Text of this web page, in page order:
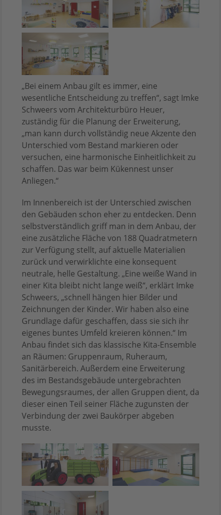
„Bei einem Anbau gilt es immer, eine
wesentliche Entscheidung zu treffen“, sagt Imke
Schweers vom Architekturbüro Heuer,
zuständig für die Planung der Erweiterung,
„man kann durch vollständig neue Akzente den
Unterschied vom Bestand markieren oder
versuchen, eine harmonische Einheitlichkeit zu
schaffen. Das war beim Kükennest unser
Anliegen.“
Im Innenbereich ist der Unterschied zwischen
den Gebäuden schon eher zu entdecken. Denn
selbstverständlich griff man in dem Anbau, der
eine zusätzliche Fläche von 188 Quadratmetern
zur Verfügung stellt, auf aktuelle Materialien
zurück und verwirklichte eine konsequent
neutrale, helle Gestaltung. „Eine weiße Wand in
einer Kita bleibt nicht lange weiß“, erklärt Imke
Schweers, „schnell hängen hier Bilder und
Zeichnungen der Kinder. Wir haben also eine
Grundlage dafür geschaffen, dass sie sich ihr
eigenes buntes Umfeld kreieren können.“ Im
Anbau findet sich das klassische Kita-Ensemble
an Räumen: Gruppenraum, Ruheraum,
Sanitärbereich. Außerdem eine Erweiterung
des im Bestandsgebäude untergebrachten
Bewegungsraumes, der allen Gruppen dient, da
dieser einen Teil seiner Fläche zugunsten der
Verbindung der zwei Baukörper abgeben
musste.